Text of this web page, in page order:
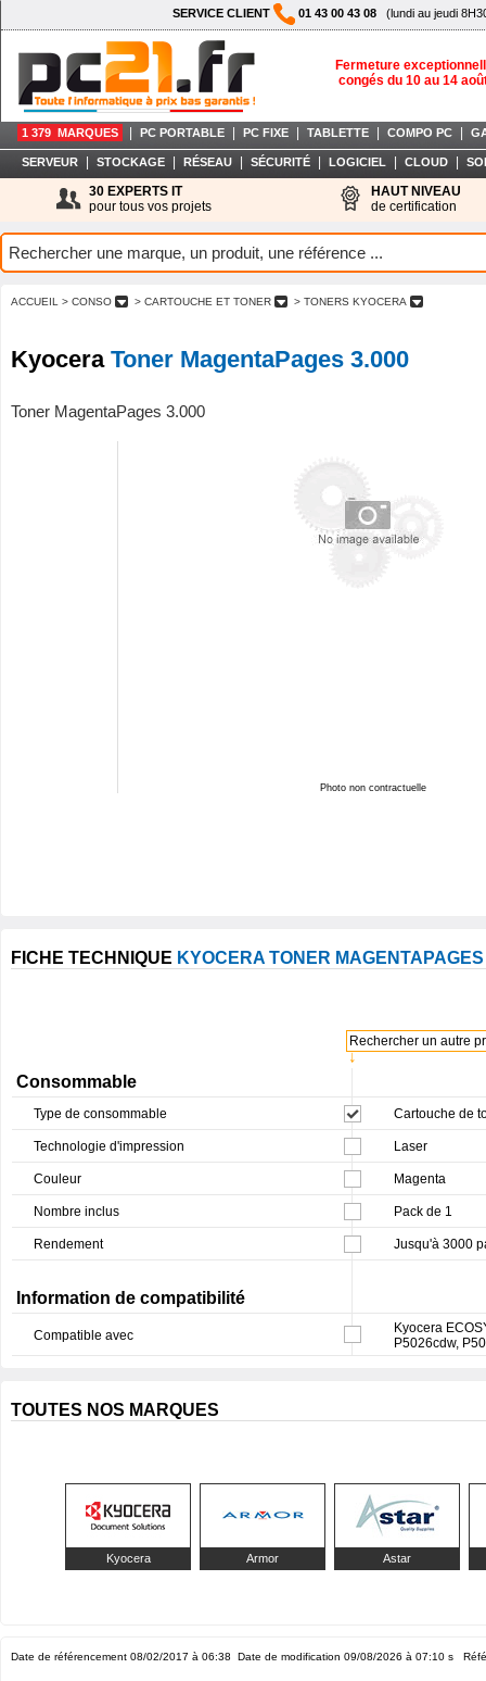
SERVICE CLIENT 01 43 00 43 08 (lundi au jeudi
Fermeture
congés du 10 au 14
1 379 MARQUES PC PORTABLE PC FIXE TABLETTE COMPO PC
SERVEUR STOCKAGE RÉSEAU SÉCURITÉ LOGICIEL CLOUD
30 EXPERTS IT
pour tous vos projets
HAUT NIVEAU
de certification
ACCUEIL > CONSO > CARTOUCHE ET TONER > TONERS KYOCERA
Kyocera Toner MagentaPages 3.000
Toner MagentaPages 3.000
Photo non contractuelle
FICHE TECHNIQUE KYOCERA TONER
↓
Rechercher un autre
Consommable
Type de consommable Cartouche de
Technologie d'impression Laser
Couleur Magenta
Nombre inclus Pack de 1
Rendement Jusqu'à 3000
Information de compatibilité
Compatible avec
Kyocera
P5026cdw,
TOUTES NOS MARQUES
Kyocera Armor Astar
Date de référencement 08/02/2017 à 06:38 Date de modification 09/08/2026 à 07:10 s